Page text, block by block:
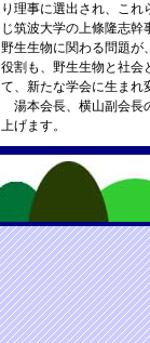
り理事に選出され、こ
じ筑波大学の上條隆志幹
野生生物に関わる問題が
役割も、野生生物と社会
て、新たな学会に生まれ
湯本会長、横山副会長
上げます。